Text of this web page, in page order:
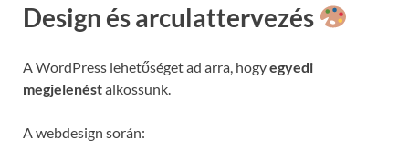
Design és arculattervezés
A WordPress lehetőséget ad arra, hogyegyedi
megjelenéstalkossunk.
A webdesign során: